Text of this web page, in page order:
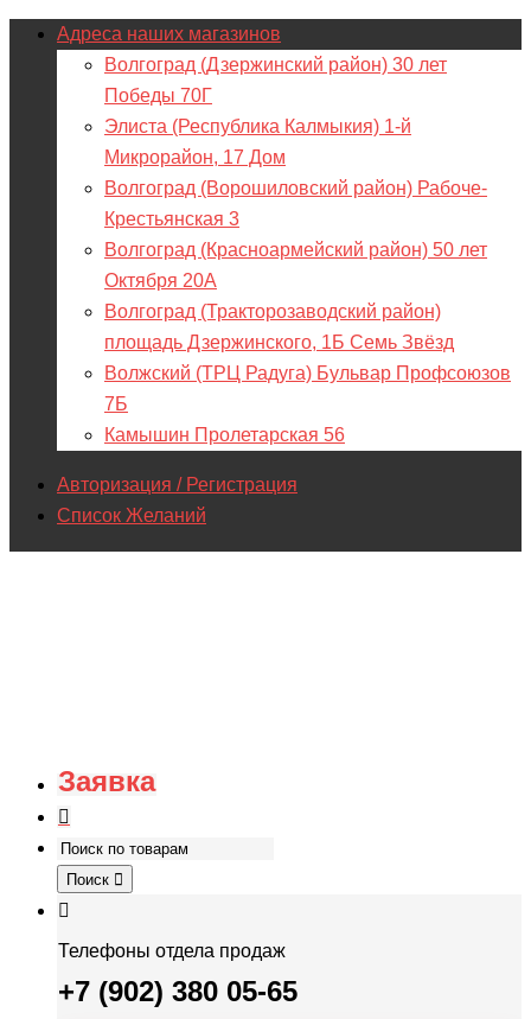
Адреса наших магазинов
Волгоград (Дзержинский район) 30 лет
Победы 70Г
Элиста (Республика Калмыкия) 1-й
Микрорайон, 17 Дом
Волгоград (Ворошиловский район) Рабоче-
Крестьянская 3
Волгоград (Красноармейский район) 50 лет
Октября 20А
Волгоград (Тракторозаводский район)
площадь Дзержинского, 1Б Семь Звёзд
Волжский (ТРЦ Радуга) Бульвар Профсоюзов
7Б
Камышин Пролетарская 56
Авторизация / Регистрация
Список Желаний
Заявка
Поиск
Телефоны отдела продаж
+7 (902) 380 05-65